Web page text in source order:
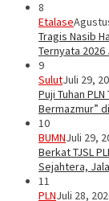
8
Etalase
Tragis Nasib
Ternyata 2026
9
SulutJuli 29,
Puji Tuhan
Bermazmur”
10
BUMNJuli 29,
Berkat TJSL
Sejahtera,
11
PLNJuli 28,